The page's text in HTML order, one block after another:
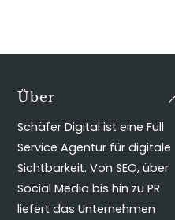
Über
Schäfer Digital ist eine Full
Service Agentur für digitale
Sichtbarkeit. Von SEO, über
Social Media bis hin zu PR
liefert das Unternehmen